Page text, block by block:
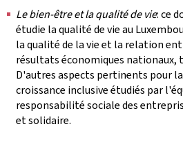
Le bien-être et la qualité de vie: ce
étudie la qualité de vie au
la qualité de la vie et la relation
résultats économiques nationaux,
D'autres aspects pertinents pour
croissance inclusive étudiés par
responsabilité sociale des
et solidaire.